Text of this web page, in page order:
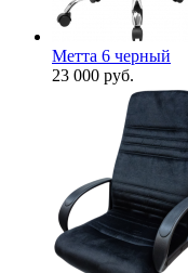
Метта 6 черный
23 000 руб.